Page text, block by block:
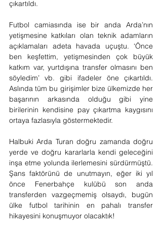
çıkartıldı.
Futbol camiasında ise bir anda Arda’nın
yetişmesine katkıları olan teknik adamların
açıklamaları adeta havada uçuştu. ‘Önce
ben keşfettim, yetişmesinden çok büyük
katkım var, yurtdışına transfer olmasını ben
söyledim’ vb. gibi ifadeler öne çıkartıldı.
Aslında tüm bu girişimler bize ülkemizde her
başarının arkasında olduğu gibi yine
birilerinin kendisine pay çıkartma kaygısını
ortaya fazlasıyla göstermektedir.
Halbuki Arda Turan doğru zamanda doğru
yerde ve doğru kararlarla kendi geleceğini
inşa etme yolunda ilerlemesini sürdürmüştü.
Şans faktörünü de unutmayın, eğer iki yıl
önce Fenerbahçe kulübü son anda
transferden vazgeçmemiş olsaydı, bugün
ülke futbol tarihinin en pahalı transfer
hikayesini konuşmuyor olacaktık!